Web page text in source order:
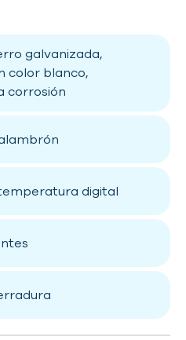
galvanizada,
color blanco,
corrosión
digital